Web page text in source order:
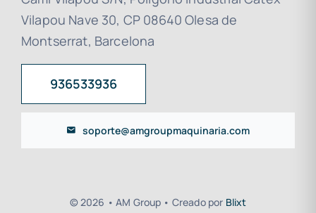
Vilapou Nave 30, CP 08640 Olesa de
Montserrat, Barcelona
936533936
soporte@amgroupmaquinaria.com
© 2026 • AM Group • Creado por Blixt